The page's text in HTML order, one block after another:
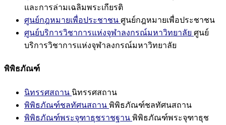
และการล่ามเฉลิมพระเกียรติ
ศูนย์กฎหมายเพื่อประชาชน ศูนย์กฎหมายเพื่อประชาชน
ศูนย์บริการวิชาการแห่งจุฬาลงกรณ์มหาวิทยาลัย ศูนย์
บริการวิชาการแห่งจุฬาลงกรณ์มหาวิทยาลัย
พิพิธภัณฑ์
นิทรรศสถาน นิทรรศสถาน
พิพิธภัณฑ์ชลทัศนสถาน พิพิธภัณฑ์ชลทัศนสถาน
พิพิธภัณฑ์พระจุฑาธุชราชฐาน พิพิธภัณฑ์พระจุฑาธุช